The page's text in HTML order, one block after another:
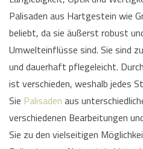
Palisaden aus Hartgestein wie
beliebt, da sie äußerst robust
Umwelteinflüsse sind. Sie sind
und dauerhaft pflegeleicht.
ist verschieden, weshalb jedes
Sie Palisaden aus
verschiedenen Bearbeitungen
Sie zu den vielseitigen